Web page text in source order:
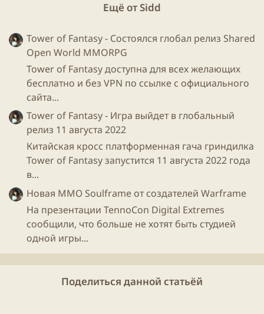
Когда мегаполис, отделенный от агрессивной
экосистемы барьерами АББ, был создан на руинах
города, маяки ГМК были размещены не только за
этими барьерами, но и внутри полиса. Маяки ГМК
теперь охраняют границы полиса от агрессивных
представителей флоры и фауны из руин древних
городов.
Ещё от Sidd
Tower of Fantasy - Состоялся глобал релиз Shared
Open World MMORPG
Tower of Fantasy доступна для всех желающих
бесплатно и без VPN по ссылке с официального
сайта...
Tower of Fantasy - Игра выйдет в глобальный
релиз 11 августа 2022
Китайская кросс платформенная гача гриндилка
Tower of Fantasy запустится 11 августа 2022 года
в...
Новая ММО Soulframe от создателей Warframe
На презентации TennoCon Digital Extremes
сообщили, что больше не хотят быть студией
одной игры...
Поделиться данной статьёй